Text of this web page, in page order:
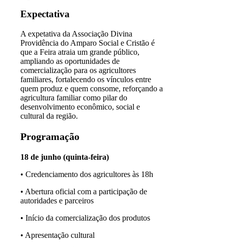
Expectativa
A expetativa da Associação Divina
Providência do Amparo Social e Cristão é
que a Feira atraia um grande público,
ampliando as oportunidades de
comercialização para os agricultores
familiares, fortalecendo os vínculos entre
quem produz e quem consome, reforçando a
agricultura familiar como pilar do
desenvolvimento econômico, social e
cultural da região.
Programação
18 de junho (quinta-feira)
• Credenciamento dos agricultores às 18h
• Abertura oficial com a participação de
autoridades e parceiros
• Início da comercialização dos produtos
• Apresentação cultural